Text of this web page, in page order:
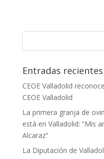
Entradas recientes
CEOE Valladolid
CEOE Valladolid
La primera granja de
está en Valladolid: “Mis
Alcaraz”
La Diputación de